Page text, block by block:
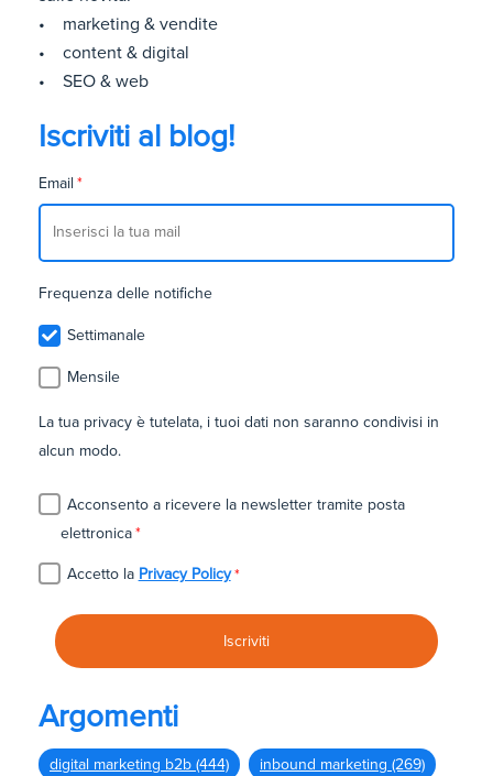
• marketing & vendite
• content & digital
• SEO & web
Iscriviti al blog!
Email *
Frequenza delle notifiche
Settimanale
Mensile
La tua privacy è tutelata, i tuoi dati non saranno condivisi in
alcun modo.
Acconsento a ricevere la newsletter tramite posta
elettronica*
Accetto la Privacy Policy *
Argomenti
digital marketing b2b (444) inbound marketing (269)